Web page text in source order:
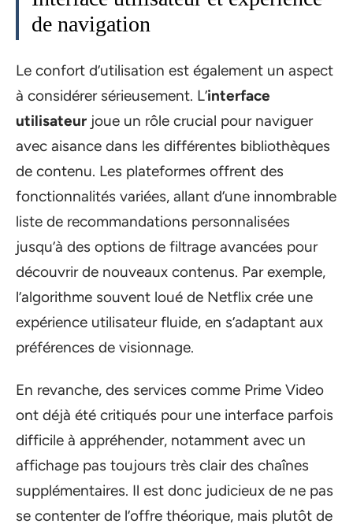
de navigation
Le confort d’utilisation est également un aspect
à considérer sérieusement. L’interface
utilisateur joue un rôle crucial pour naviguer
avec aisance dans les différentes bibliothèques
de contenu. Les plateformes offrent des
fonctionnalités variées, allant d’une innombrable
liste de recommandations personnalisées
jusqu’à des options de filtrage avancées pour
découvrir de nouveaux contenus. Par exemple,
l’algorithme souvent loué de Netflix crée une
expérience utilisateur fluide, en s’adaptant aux
préférences de visionnage.
En revanche, des services comme Prime Video
ont déjà été critiqués pour une interface parfois
difficile à appréhender, notamment avec un
affichage pas toujours très clair des chaînes
supplémentaires. Il est donc judicieux de ne pas
se contenter de l’offre théorique, mais plutôt de